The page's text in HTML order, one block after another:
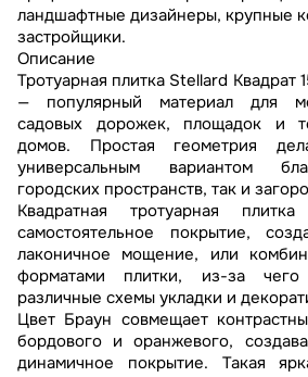
ландшафтные дизайнеры, крупные
застройщики.
Описание
Тротуарная плитка Stellard Квадрат
— популярный материал для
садовых дорожек, площадок и
домов. Простая геометрия
универсальным вариантом
городских пространств, так и
Квадратная тротуарная
самостоятельное покрытие,
лаконичное мощение, или
форматами плитки, из-за
различные схемы укладки и
Цвет Браун совмещает
бордового и оранжевого,
динамичное покрытие. Такая